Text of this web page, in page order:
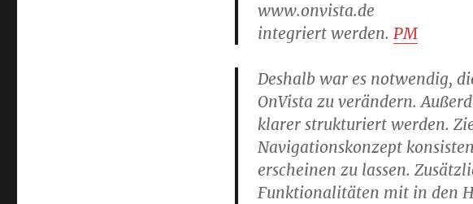
www.onvista.de
integriert werden. PM
Deshalb war es notwendig,
OnVista zu verändern.
klarer strukturiert werden.
Navigationskonzept
erscheinen zu lassen.
Funktionalitäten mit in den